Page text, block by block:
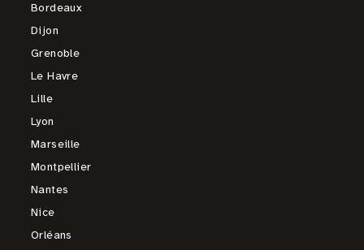
Bordeaux
Dijon
Grenoble
Le Havre
Lille
Lyon
Marseille
Montpellier
Nantes
Nice
Orléans